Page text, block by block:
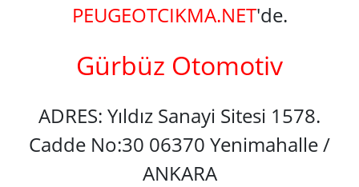
PEUGEOTCIKMA.NET'de.
Gürbüz Otomotiv
ADRES: Yıldız Sanayi Sitesi 1578.
Cadde No:30 06370 Yenimahalle /
ANKARA